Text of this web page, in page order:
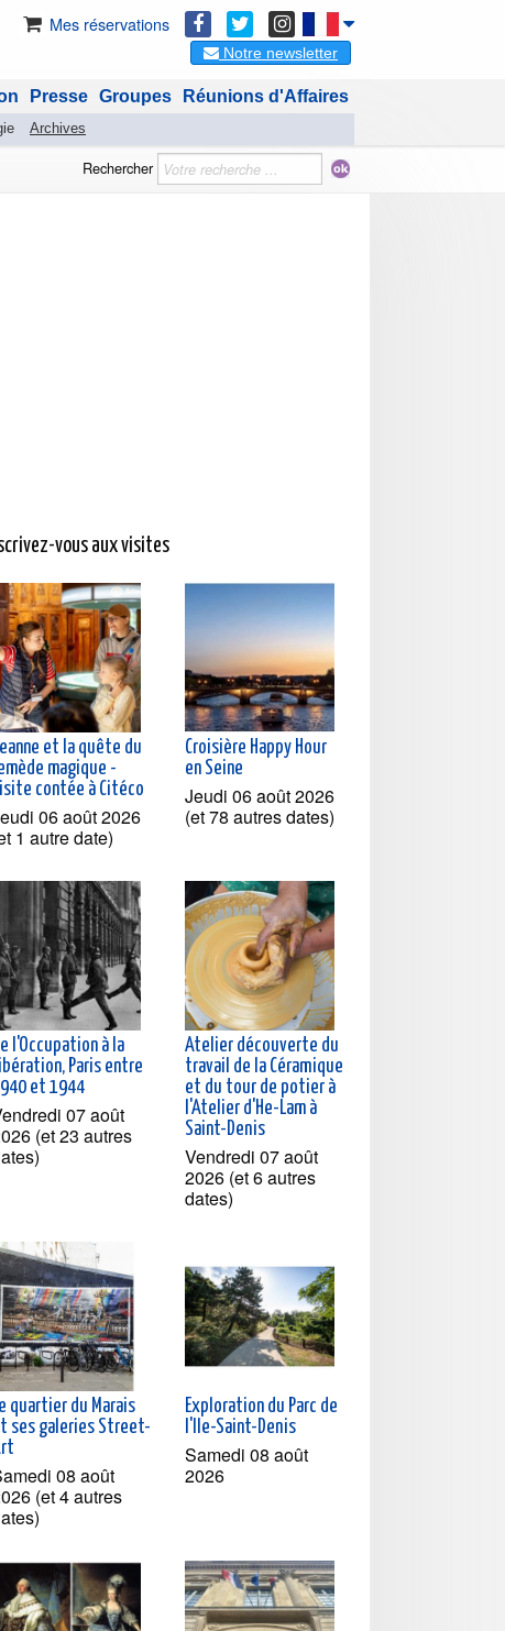
Mes réservations
Notre newsletter
Archives
Réunions d'Affaires
Groupes
Presse
Rechercher
vous aux visites
et la quête du
magique -
contée à Citéco
06 août 2026
1 autre date)
Croisière Happy Hour
en Seine
Jeudi 06 août 2026
(et 78 autres dates)
l'Occupation à la
Paris entre
et 1944
07 août
(et 23 autres
Atelier découverte du
travail de la Céramique
et du tour de potier à
l'Atelier d'He-Lam à
Saint-Denis
Vendredi 07 août
2026 (et 6 autres
dates)
quartier du Marais
ses galeries Street-
08 août
(et 4 autres
Exploration du Parc de
l'Ile-Saint-Denis
Samedi 08 août
2026